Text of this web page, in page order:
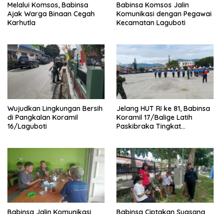
Melalui Komsos, Babinsa
Ajak Warga Binaan Cegah
Karhutla
Babinsa Komsos Jalin
Komunikasi dengan Pegawai
Kecamatan Laguboti
Wujudkan Lingkungan Bersih
di Pangkalan Koramil
16/Laguboti
Jelang HUT RI ke 81, Babinsa
Koramil 17/Balige Latih
Paskibraka Tingkat
Babinsa Jalin Komunikasi
Babinsa Ciptakan Suasana